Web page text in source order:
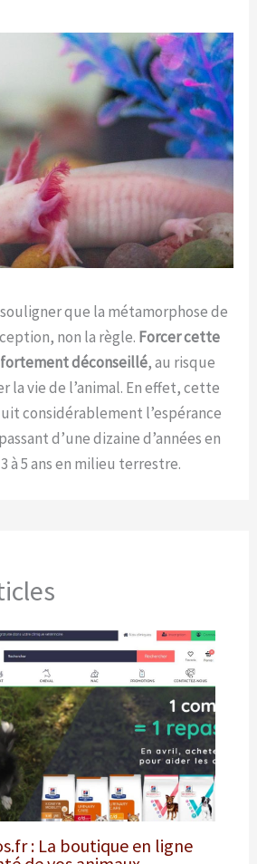
que la métamorphose de
non la règle. Forcer cette
déconseillé, au risque
la vie de l’animal. En effet, cette
considérablement l’espérance
d’une dizaine d’années en
à 5 ans en milieu terrestre.
: La boutique en ligne